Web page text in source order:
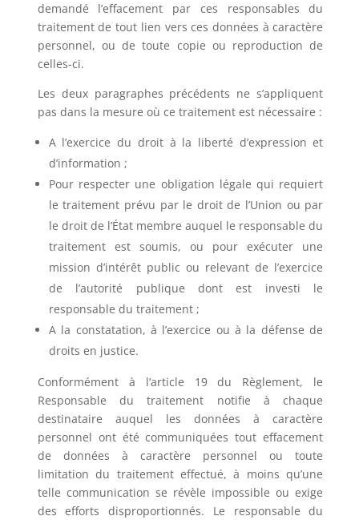
demandé l’effacement par ces responsables du
traitement de tout lien vers ces données à caractère
personnel, ou de toute copie ou reproduction de
celles-ci.
Les deux paragraphes précédents ne s’appliquent
pas dans la mesure où ce traitement est nécessaire :
A l’exercice du droit à la liberté d’expression et
d’information ;
Pour respecter une obligation légale qui requiert
le traitement prévu par le droit de l’Union ou par
le droit de l’État membre auquel le responsable du
traitement est soumis, ou pour exécuter une
mission d’intérêt public ou relevant de l’exercice
de l’autorité publique dont est investi le
responsable du traitement ;
A la constatation, à l’exercice ou à la défense de
droits en justice.
Conformément à l’article 19 du Règlement, le
Responsable du traitement notifie à chaque
destinataire auquel les données à caractère
personnel ont été communiquées tout effacement
de données à caractère personnel ou toute
limitation du traitement effectué, à moins qu’une
telle communication se révèle impossible ou exige
des efforts disproportionnés. Le responsable du